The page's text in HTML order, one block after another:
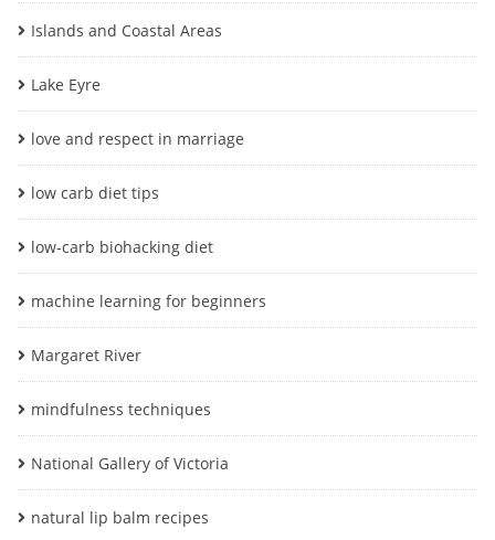
Islands and Coastal Areas
Lake Eyre
love and respect in marriage
low carb diet tips
low-carb biohacking diet
machine learning for beginners
Margaret River
mindfulness techniques
National Gallery of Victoria
natural lip balm recipes